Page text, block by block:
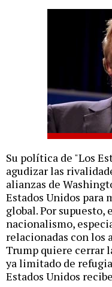
Su política de "Los
agudizar las
alianzas de
Estados Unidos para
global. Por supuesto,
nacionalismo,
relacionadas con los
Trump quiere cerrar
ya limitado de
Estados Unidos